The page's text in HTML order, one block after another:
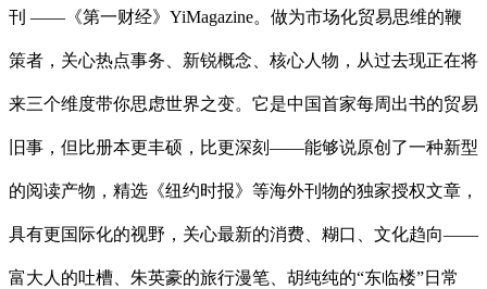
刊 ——《第一财经》YiMagazine。做为市场化贸易思维的鞭
策者，关心热点事务、新锐概念、核心人物，从过去现正在将
来三个维度带你思虑世界之变。它是中国首家每周出书的贸易
旧事，但比册本更丰硕，比更深刻——能够说原创了一种新型
的阅读产物，精选《纽约时报》等海外刊物的独家授权文章，
具有更国际化的视野，关心最新的消费、糊口、文化趋向——
富大人的吐槽、朱英豪的旅行漫笔、胡纯纯的“东临楼”日常